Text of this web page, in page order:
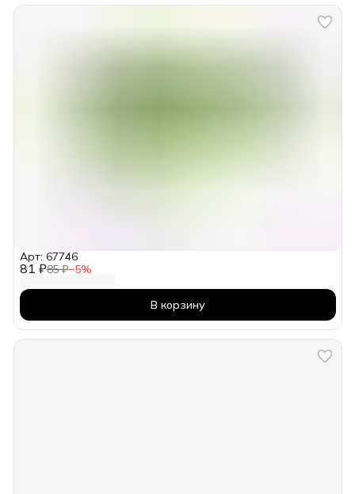
81 ₽85 ₽−5%
Арт: 67746
В корзину